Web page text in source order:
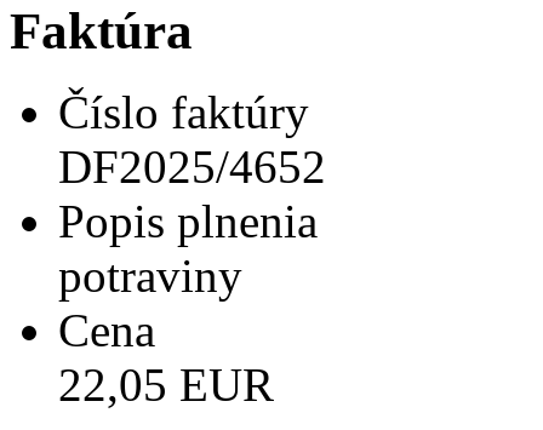
Faktúra
Číslo faktúry
DF2025/4652
Popis plnenia
potraviny
Cena
22,05 EUR